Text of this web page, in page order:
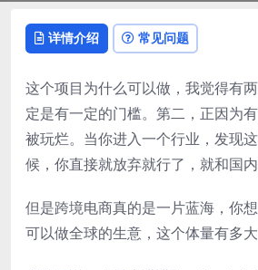
详情介绍 常见问题
这个项目为什么可以做，我觉得有
定是有一定的门槛。第二，正因为
被玩烂。当你进入一个行业，发现
候，你直接就放弃就行了，就和国内
但是跨境电商真的是一片蓝海，你
可以做全球的生意，这个体量有多